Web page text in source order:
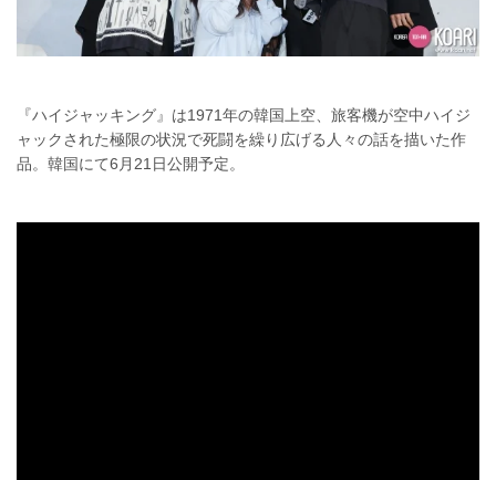
『ハイジャッキング』は1971年の韓国上空、旅客機が空中ハイジ
ャックされた極限の状況で死闘を繰り広げる人々の話を描いた作
品。韓国にて6月21日公開予定。